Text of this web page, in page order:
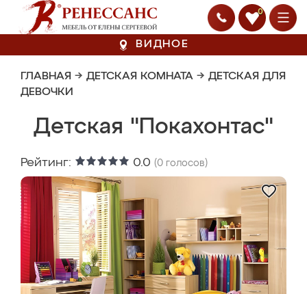
0
ВИДНОЕ
ГЛАВНАЯ → ДЕТСКАЯ КОМНАТА → ДЕТСКАЯ ДЛЯ
ДЕВОЧКИ
Детская "Покахонтас"
Рейтинг: 0.0 (0 голосов)